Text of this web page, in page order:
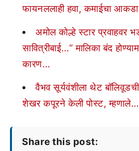
फायनललाही हवा, कमाईचा
अमोल कोल्हे स्टार प्रवाहवर
सावित्रीबाई…” मालिका बंद
कारण…
वैभव सूर्यवंशीला थेट
शेखर कपूरने केली पोस्ट,
Share this post: